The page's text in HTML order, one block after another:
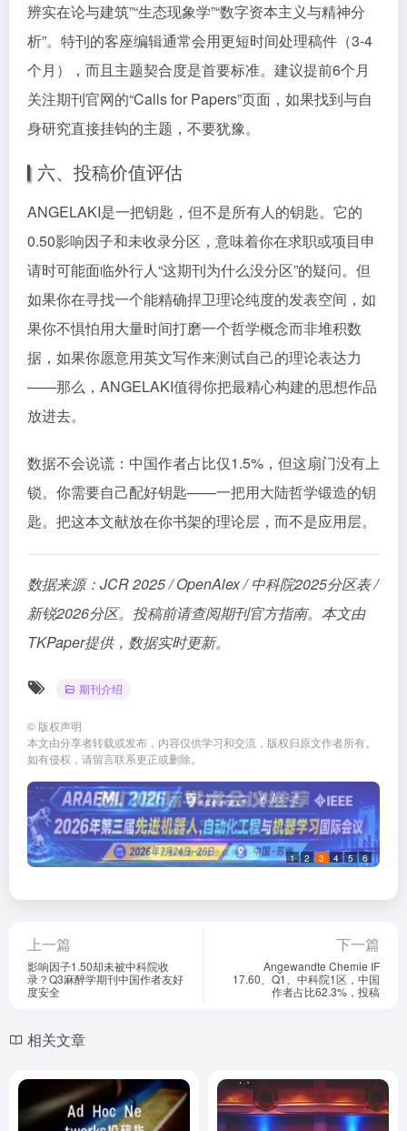
辨实在论与建筑”“生态现象学”“数字资本主义与精神分
析”。特刊的客座编辑通常会用更短时间处理稿件（3-4
个月），而且主题契合度是首要标准。建议提前6个月
关注期刊官网的“Calls for Papers”页面，如果找到与自
身研究直接挂钩的主题，不要犹豫。
六、投稿价值评估
ANGELAKI是一把钥匙，但不是所有人的钥匙。它的
0.50影响因子和未收录分区，意味着你在求职或项目申
请时可能面临外行人“这期刊为什么没分区”的疑问。但
如果你在寻找一个能精确捍卫理论纯度的发表空间，如
果你不惧怕用大量时间打磨一个哲学概念而非堆积数
据，如果你愿意用英文写作来测试自己的理论表达力
——那么，ANGELAKI值得你把最精心构建的思想作品
放进去。
数据不会说谎：中国作者占比仅1.5%，但这扇门没有上
锁。你需要自己配好钥匙——一把用大陆哲学锻造的钥
匙。把这本文献放在你书架的理论层，而不是应用层。
数据来源：JCR 2025 / OpenAlex / 中科院2025分区表 /
新锐2026分区。投稿前请查阅期刊官方指南。本文由
TKPaper提供，数据实时更新。
期刊介绍
© 版权声明
本文由分享者转载或发布，内容仅供学习和交流，版权归原文作者所有。
如有侵权，请留言联系更正或删除。
1 2 3 4 5 6
上一篇
影响因子1.50却未被中科院收
录？Q3麻醉学期刊中国作者友好
度安全
下一篇
Angewandte Chemie IF
17.60、Q1、中科院1区，中国
作者占比62.3%，投稿
相关文章